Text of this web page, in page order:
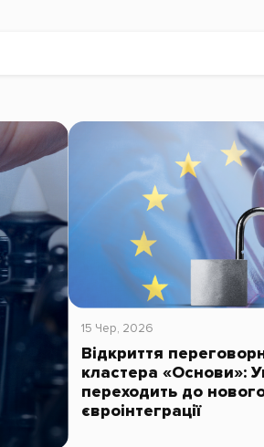
15 Чер, 2026
Відкриття
кластера «Основи»:
переходить до
євроінтеграції